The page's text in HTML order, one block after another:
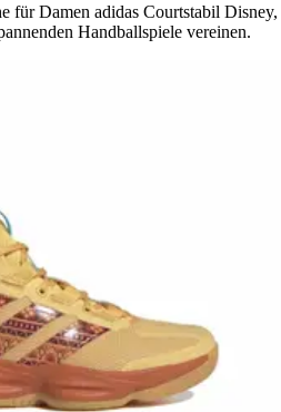
für Damen adidas Courtstabil Disney,
Handballspiele vereinen.